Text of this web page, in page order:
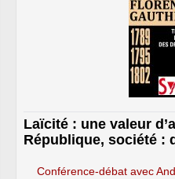
Laïcité : une valeur
République, société :
Conférence-débat avec